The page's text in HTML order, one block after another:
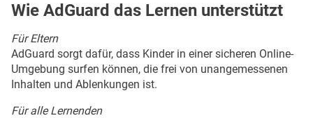
Wie AdGuard das Lernen unterstützt
Für Eltern
AdGuard sorgt dafür, dass Kinder in einer sicheren Online-
Umgebung surfen können, die frei von unangemessenen
Inhalten und Ablenkungen ist.
Für alle Lernenden